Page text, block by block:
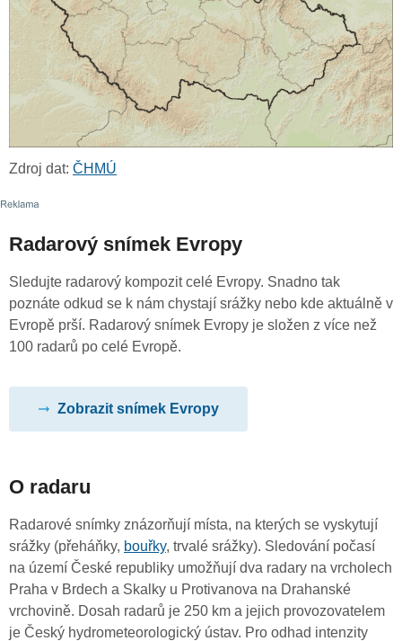
Zdroj dat: ČHMÚ
Radarový snímek Evropy
Sledujte radarový kompozit celé Evropy. Snadno tak
poznáte odkud se k nám chystají srážky nebo kde aktuálně v
Evropě prší. Radarový snímek Evropy je složen z více než
100 radarů po celé Evropě.
Zobrazit snímek Evropy
O radaru
Radarové snímky znázorňují místa, na kterých se vyskytují
srážky (přeháňky, bouřky, trvalé srážky). Sledování počasí
na území České republiky umožňují dva radary na vrcholech
Praha v Brdech a Skalky u Protivanova na Drahanské
vrchovině. Dosah radarů je 250 km a jejich provozovatelem
je Český hydrometeorologický ústav. Pro odhad intenzity